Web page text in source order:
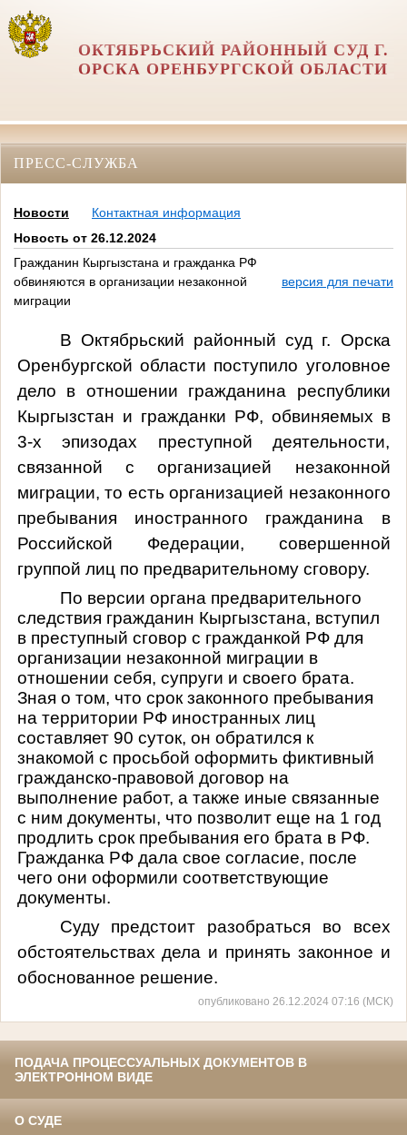
ОКТЯБРЬСКИЙ РАЙОННЫЙ СУД Г.
ОРСКА ОРЕНБУРГСКОЙ ОБЛАСТИ
ПРЕСС-СЛУЖБА
Новости
Контактная информация
Новость от 26.12.2024
Гражданин Кыргызстана и гражданка РФ
обвиняются в организации незаконной
миграции
версия для печати
В Октябрьский районный суд г. Орска
Оренбургской области поступило уголовное
дело в отношении гражданина республики
Кыргызстан и гражданки РФ, обвиняемых в
3-х эпизодах преступной деятельности,
связанной с организацией незаконной
миграции, то есть организацией незаконного
пребывания иностранного гражданина в
Российской Федерации, совершенной
группой лиц по предварительному сговору.
По версии органа предварительного
следствия гражданин Кыргызстана, вступил
в преступный сговор с гражданкой РФ для
организации незаконной миграции в
отношении себя, супруги и своего брата.
Зная о том, что срок законного пребывания
на территории РФ иностранных лиц
составляет 90 суток, он обратился к
знакомой с просьбой оформить фиктивный
гражданско-правовой договор на
выполнение работ, а также иные связанные
с ним документы, что позволит еще на 1 год
продлить срок пребывания его брата в РФ.
Гражданка РФ дала свое согласие, после
чего они оформили соответствующие
документы.
Суду предстоит разобраться во всех
обстоятельствах дела и принять законное и
обоснованное решение.
опубликовано 26.12.2024 07:16 (МСК)
ПОДАЧА ПРОЦЕССУАЛЬНЫХ ДОКУМЕНТОВ В
ЭЛЕКТРОННОМ ВИДЕ
О СУДЕ